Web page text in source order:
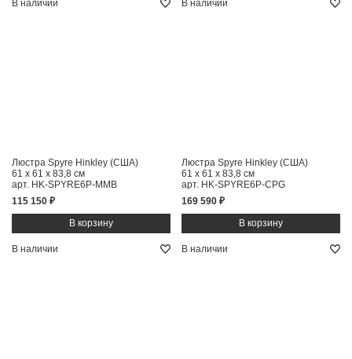
В наличии
Люстра Spyre Hinkley (США)
61 x 61 x 83,8 см
арт. HK-SPYRE6P-MMB
115 150 ₽
В наличии
Люстра Spyre Hinkley (США)
61 x 61 x 83,8 см
арт. HK-SPYRE6P-CPG
169 590 ₽
В наличии В наличии